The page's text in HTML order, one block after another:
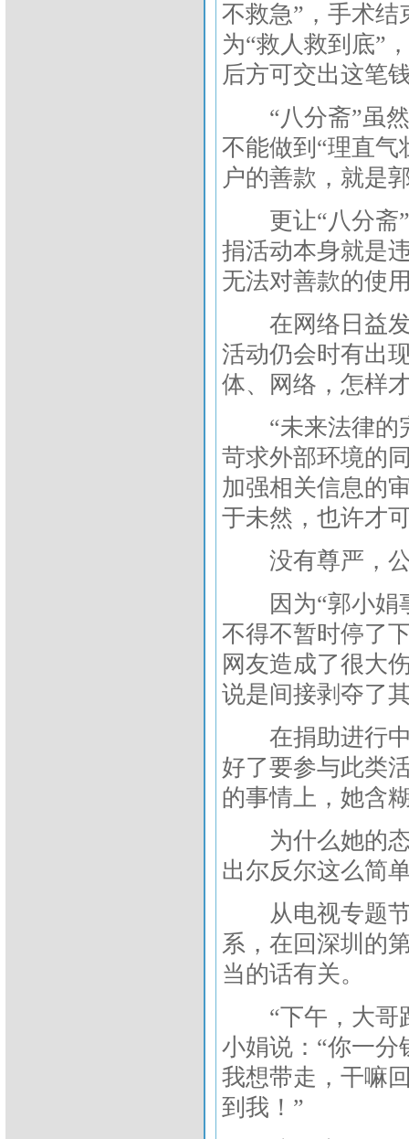
不救急”，手术
为“救人救到底”
后方可交出这笔
“八分斋”虽然
不能做到“理直气
户的善款，就是
更让“八分斋”
捐活动本身就是
无法对善款的使
在网络日益发
活动仍会时有出
体、网络，怎样
“未来法律的完
苛求外部环境的
加强相关信息的
于未然，也许才
没有尊严，公
因为“郭小娟事
不得不暂时停了
网友造成了很大
说是间接剥夺了
在捐助进行中
好了要参与此类
的事情上，她含
为什么她的态
出尔反尔这么简
从电视专题节
系，在回深圳的
当的话有关。
“下午，大哥跑
小娟说：“你一
我想带走，干嘛
到我！”